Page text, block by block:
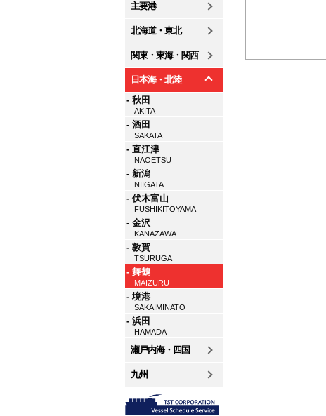
主要港
北海道・東北
関東・東海・関西
日本海・北陸
- 秋田
AKITA
- 酒田
SAKATA
- 直江津
NAOETSU
- 新潟
NIIGATA
- 伏木富山
FUSHIKITOYAMA
- 金沢
KANAZAWA
- 敦賀
TSURUGA
- 舞鶴
MAIZURU
- 境港
SAKAIMINATO
- 浜田
HAMADA
瀬戸内海・四国
九州